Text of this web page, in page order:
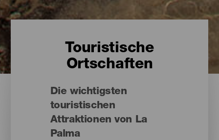
Touristische
Ortschaften
Die wichtigsten
touristischen
Attraktionen von La
Palma